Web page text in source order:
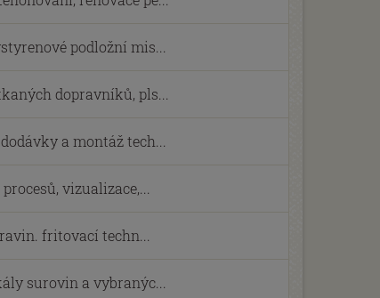
podložní mis...
dopravníků, pls...
a montáž tech...
vizualizace,...
fritovací techn...
surovin a vybranýc...